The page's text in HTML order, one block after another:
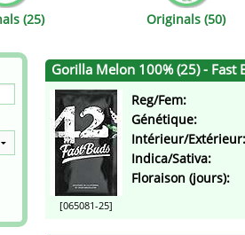
(25) Originals (50)
Gorilla Melon 100% (25) - Fast
[065081-25]
Reg/Fem:
Génétique:
Intérieur/Extérieur:
Indica/Sativa:
Floraison (jours):